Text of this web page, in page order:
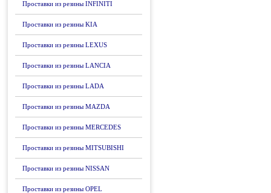
Проставки из резины INFINITI
Проставки из резины KIA
Проставки из резины LEXUS
Проставки из резины LANCIA
Проставки из резины LADA
Проставки из резины MAZDA
Проставки из резины MERCEDES
Проставки из резины MITSUBISHI
Проставки из резины NISSAN
Проставки из резины OPEL